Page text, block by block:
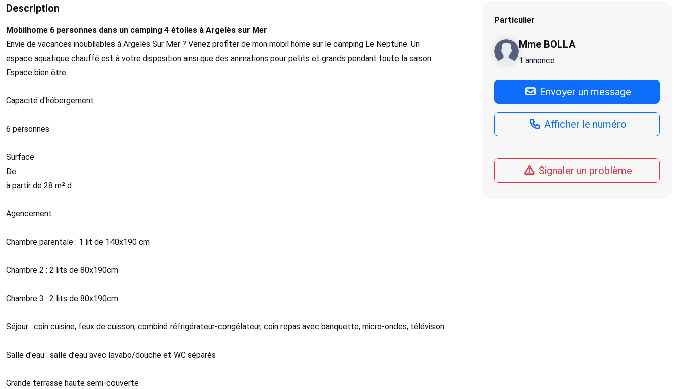
Description
Mobilhome 6 personnes dans un camping 4 étoiles à Argelès sur Mer
Envie de vacances inoubliables à Argelès Sur Mer ? Venez profiter de mon mobil home sur le camping Le Neptune. Un
espace aquatique chauffé est à votre disposition ainsi que des animations pour petits et grands pendant toute la saison.
Espace bien être
Capacité d'hébergement
6 personnes
Surface
De
à partir de 28 m² d
Agencement
Chambre parentale : 1 lit de 140x190 cm
Chambre 2 : 2 lits de 80x190cm
Chambre 3 : 2 lits de 80x190cm
Séjour : coin cuisine, feux de cuisson, combiné réfrigérateur-congélateur, coin repas avec banquette, micro-ondes, télévision
Salle d'eau : salle d’eau avec lavabo/douche et WC séparés
Grande terrasse haute semi-couverte
Particulier
Mme BOLLA
1 annonce
Envoyer un message
Afficher le numéro
Signaler un problème